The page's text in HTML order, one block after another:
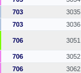
703
3035
703
3036
706 3051
706 3052
706
3062